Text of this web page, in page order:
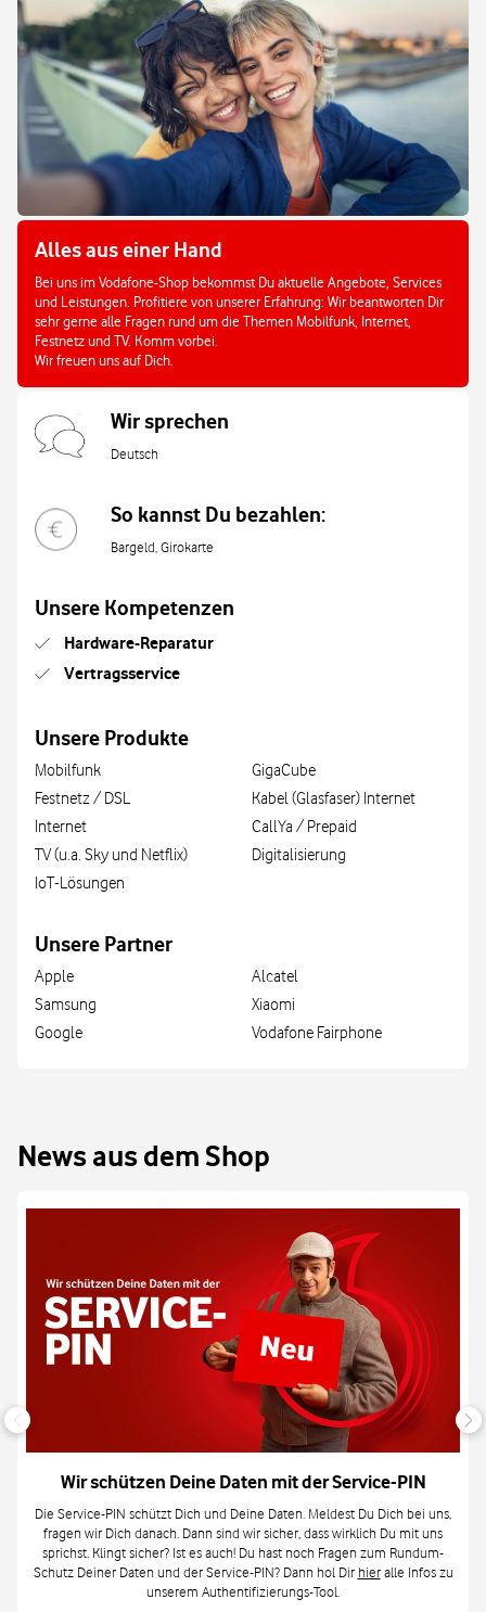
Alles aus einer Hand
Bei uns im Vodafone-Shop bekommst Du aktuelle Angebote, Services
und Leistungen. Profitiere von unserer Erfahrung: Wir beantworten Dir
sehr gerne alle Fragen rund um die Themen Mobilfunk, Internet,
Festnetz und TV. Komm vorbei.
Wir freuen uns auf Dich.
Wir sprechen
Deutsch
So kannst Du bezahlen:
Bargeld, Girokarte
Unsere Kompetenzen
Hardware-Reparatur
Vertragsservice
Unsere Produkte
Mobilfunk
Festnetz / DSL
Internet
TV (u.a. Sky und Netflix)
IoT-Lösungen
GigaCube
Kabel (Glasfaser) Internet
CallYa / Prepaid
Digitalisierung
Unsere Partner
Apple
Samsung
Google
Alcatel
Xiaomi
Vodafone Fairphone
News aus dem Shop
Wir schützen Deine Daten mit der Service-PIN
Die Service-PIN schützt Dich und Deine Daten. Meldest Du Dich bei uns,
fragen wir Dich danach. Dann sind wir sicher, dass wirklich Du mit uns
sprichst. Klingt sicher? Ist es auch! Du hast noch Fragen zum Rundum-
Schutz Deiner Daten und der Service-PIN? Dann hol Dir hieralle Infos zu
unserem Authentifizierungs-Tool.